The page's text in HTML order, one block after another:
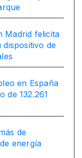
Madrid felicita
de
en España
de 132.261
de
energía